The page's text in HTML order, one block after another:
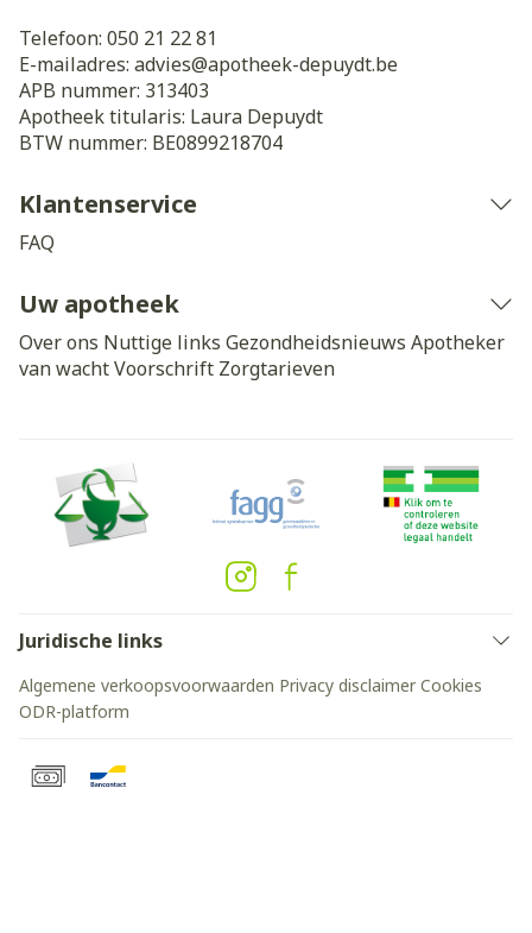
Telefoon: 050 21 22 81
E-mailadres: advies@apotheek-depuydt.be
APB nummer: 313403
Apotheek titularis: Laura Depuydt
BTW nummer: BE0899218704
Klantenservice
FAQ
Uw apotheek
Over ons Nuttige links Gezondheidsnieuws Apotheker
van wachtVoorschrift Zorgtarieven
Juridische links
Algemene verkoopsvoorwaarden Privacy disclaimer Cookies
ODR-platform